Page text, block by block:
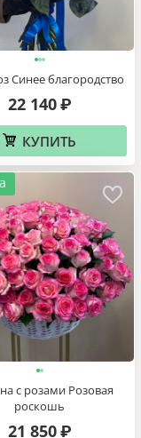
КУПИТЬ
Синее благородство
22 140₽
КУПИТЬ